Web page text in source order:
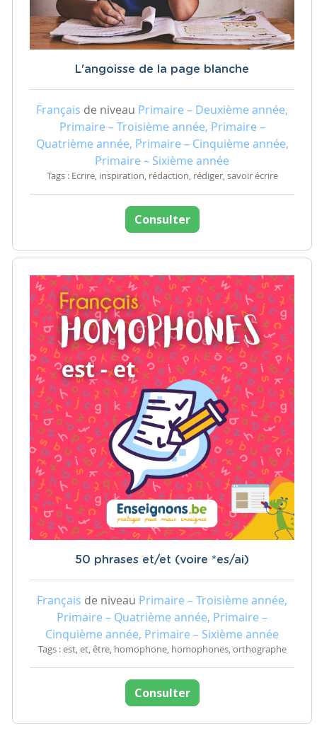
L'angoisse de la page blanche
Français de niveau Primaire – Deuxième année,
Primaire – Troisième année, Primaire –
Quatrième année, Primaire – Cinquième année,
Primaire – Sixième année
Tags : Ecrire, inspiration, rédaction, rédiger, savoir écrire
Consulter
50 phrases et/et (voire *es/ai)
Français de niveau Primaire – Troisième année,
Primaire – Quatrième année, Primaire –
Cinquième année, Primaire – Sixième année
Tags : est, et, être, homophone, homophones, orthographe
Consulter